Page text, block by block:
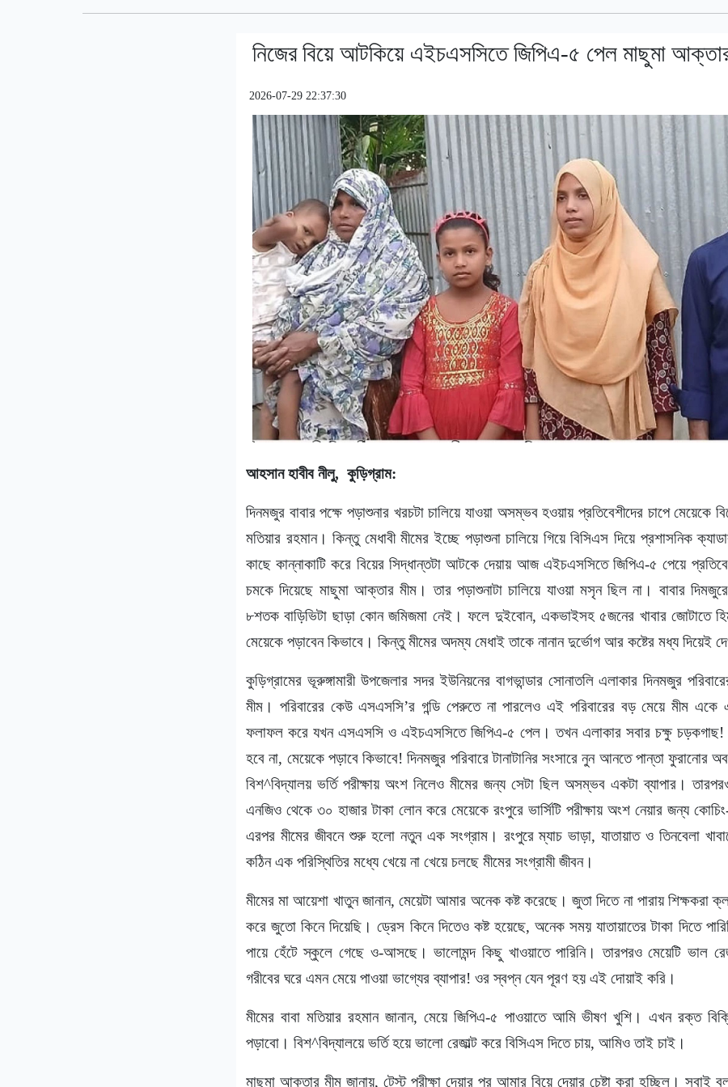
নিজের বিয়ে আটকিয়ে এইচএসসিতে জিপিএ-৫ পেল মাছুমা
2026-07-29 22:37:30
আহসান হাবীব নীলু, কুড়িগ্রাম:
দিনমজুর বাবার পক্ষে পড়াশুনার খরচটা চালিয়ে যাওয়া অসম্ভব হওয়ায় প্রতিবেশীদের চাপে মেয়েকে
মতিয়ার রহমান। কিন্তু মেধাবী মীমের ইচ্ছে পড়াশুনা চালিয়ে গিয়ে বিসিএস দিয়ে প্রশাসনিক
কাছে কান্নাকাটি করে বিয়ের সিদ্ধান্তটা আটকে দেয়ায় আজ এইচএসসিতে জিপিএ-৫ পেয়ে
চমকে দিয়েছে মাছুমা আক্তার মীম। তার পড়াশুনাটা চালিয়ে যাওয়া মসৃন ছিল না। বাবার
৮শতক বাড়িভিটা ছাড়া কোন জমিজমা নেই। ফলে দুইবোন, একভাইসহ ৫জনের খাবার জোটাতে
মেয়েকে পড়াবেন কিভাবে। কিন্তু মীমের অদম্য মেধাই তাকে নানান দুর্ভোগ আর কষ্টের মধ্য দিয়েই
কুড়িগ্রামের ভূরুঙ্গামারী উপজেলার সদর ইউনিয়নের বাগভান্ডার সোনাতলি এলাকার দিনমজুর
মীম। পরিবারের কেউ এসএসসি’র গন্ডি পেরুতে না পারলেও এই পরিবারের বড় মেয়ে মীম
ফলাফল করে যখন এসএসসি ও এইচএসসিতে জিপিএ-৫ পেল। তখন এলাকার সবার চক্ষু
হবে না, মেয়েকে পড়াবে কিভাবে! দিনমজুর পরিবারে টানাটানির সংসারে নুন আনতে পান্তা ফুরানোর
বিশ^বিদ্যালয় ভর্তি পরীক্ষায় অংশ নিলেও মীমের জন্য সেটা ছিল অসম্ভব একটা ব্যাপার।
এনজিও থেকে ৩০ হাজার টাকা লোন করে মেয়েকে রংপুরে ভার্সিটি পরীক্ষায় অংশ নেয়ার জন্য
এরপর মীমের জীবনে শুরু হলো নতুন এক সংগ্রাম। রংপুরে ম্যাচ ভাড়া, যাতায়াত ও তিনবেলা
কঠিন এক পরিস্থিতির মধ্যে খেয়ে না খেয়ে চলছে মীমের সংগ্রামী জীবন।
মীমের মা আয়েশা খাতুন জানান, মেয়েটা আমার অনেক কষ্ট করেছে। জুতা দিতে না পারায় শিক্ষকরা
করে জুতো কিনে দিয়েছি। ড্রেস কিনে দিতেও কষ্ট হয়েছে, অনেক সময় যাতায়াতের টাকা দিতে
পায়ে হেঁটে স্কুলে গেছে ও-আসছে। ভালোমন্দ কিছু খাওয়াতে পারিনি। তারপরও মেয়েটি ভাল
গরীবের ঘরে এমন মেয়ে পাওয়া ভাগ্যের ব্যাপার! ওর স্বপ্ন যেন পূরণ হয় এই দোয়াই করি।
মীমের বাবা মতিয়ার রহমান জানান, মেয়ে জিপিএ-৫ পাওয়াতে আমি ভীষণ খুশি। এখন রক্ত
পড়াবো। বিশ^বিদ্যালয়ে ভর্তি হয়ে ভালো রেজাল্ট করে বিসিএস দিতে চায়, আমিও তাই চাই।
মাছুমা আক্তার মীম জানায়, টেস্ট পরীক্ষা দেয়ার পর আমার বিয়ে দেয়ার চেষ্টা করা হচ্ছিল। সবাই